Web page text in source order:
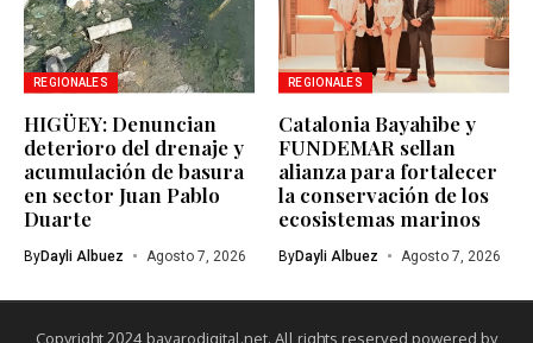
REGIONALES
HIGÜEY: Denuncian
deterioro del drenaje y
acumulación de basura
en sector Juan Pablo
Duarte
ByDayli Albuez Agosto 7, 2026
REGIONALES
Catalonia Bayahibe y
FUNDEMAR sellan
alianza para fortalecer
la conservación de los
ecosistemas marinos
ByDayli Albuez Agosto 7, 2026
Copyright 2024 bavarodigital.net. All rights reserved powered by